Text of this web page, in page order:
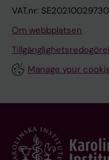
VAT.nr:
Om webbplatsen
Manage your